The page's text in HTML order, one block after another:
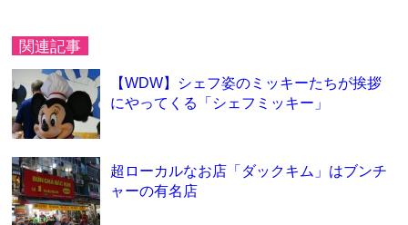
関連記事
【WDW】シェフ姿のミッキーたちが挨拶
にやってくる「シェフミッキー」
超ローカルなお店「ダックキム」はブンチ
ャーの有名店